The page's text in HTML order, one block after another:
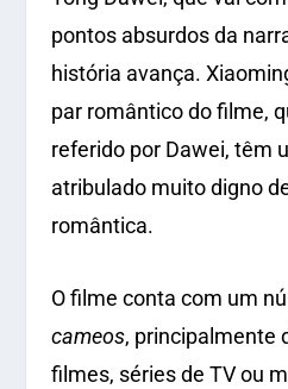
pontos absurdos da
história avança.
par romântico do filme,
referido por Dawei, têm
atribulado muito digno
romântica.
O filme conta com um
cameos, principalmente
filmes, séries de TV ou